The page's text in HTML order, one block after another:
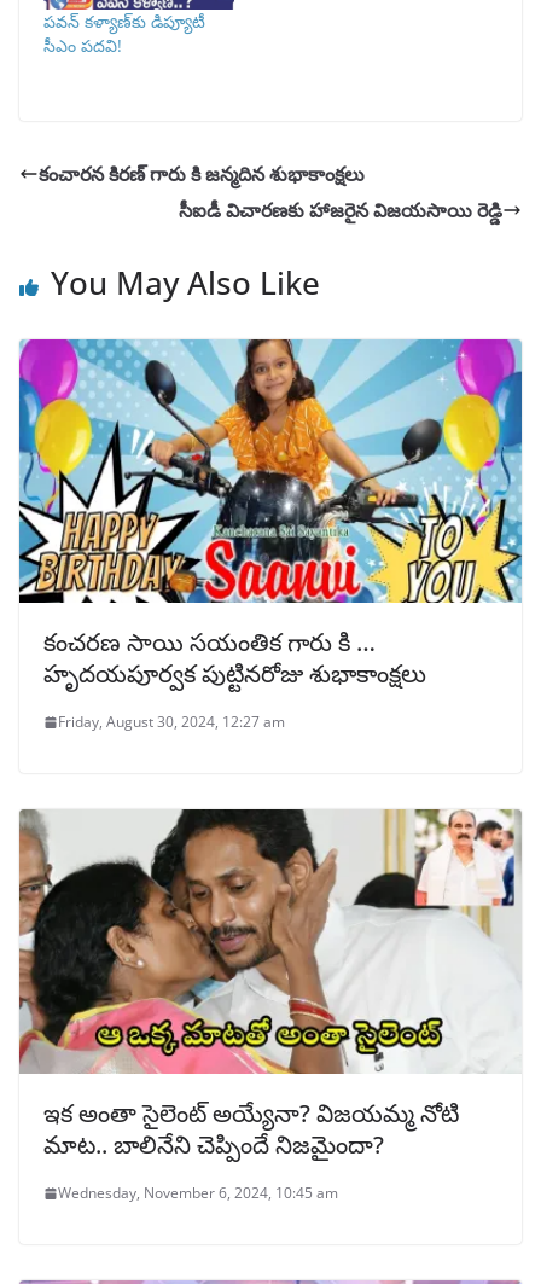
పవన్ కళ్యాణ్‌కు డిప్యూటీ
సీఎం పదవి!
కంచారన కిరణ్ గారు కి జన్మదిన శుభాకాంక్షలు
సీఐడీ విచారణకు హాజరైన విజయసాయి రెడ్డి
You May Also Like
కంచరణ సాయి సయంతిక గారు కి …
హృదయపూర్వక పుట్టినరోజు శుభాకాంక్షలు
Friday, August 30, 2024, 12:27 am
ఇక అంతా సైలెంట్ అయ్యేనా? విజయమ్మ నోటి
మాట.. బాలినేని చెప్పిందే నిజమైందా?
Wednesday, November 6, 2024, 10:45 am